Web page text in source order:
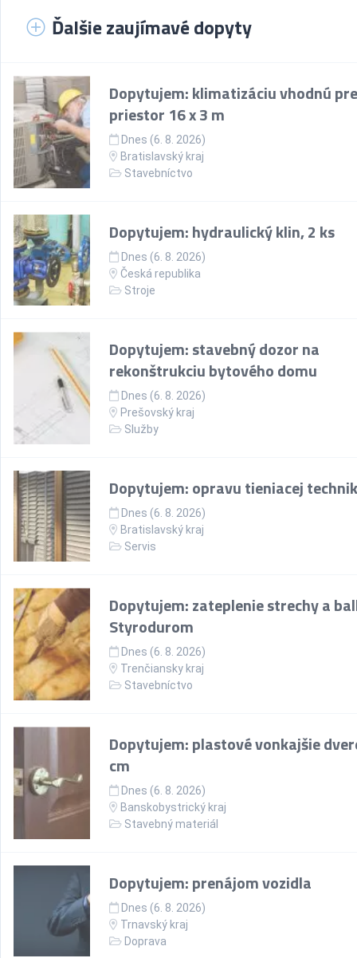
Ďalšie zaujímavé dopyty
Dopytujem: klimatizáciu vhodnú pre
priestor 16 x 3 m
Dnes (6. 8. 2026)
Bratislavský kraj
Stavebníctvo
Dopytujem: hydraulický klin, 2 ks
Dnes (6. 8. 2026)
Česká republika
Stroje
Dopytujem: stavebný dozor na
rekonštrukciu bytového domu
Dnes (6. 8. 2026)
Prešovský kraj
Služby
Dopytujem: opravu tieniacej
Dnes (6. 8. 2026)
Bratislavský kraj
Servis
Dopytujem: zateplenie strechy a
Styrodurom
Dnes (6. 8. 2026)
Trenčiansky kraj
Stavebníctvo
Dopytujem: plastové vonkajšie
cm
Dnes (6. 8. 2026)
Banskobystrický kraj
Stavebný materiál
Dopytujem: prenájom vozidla
Dnes (6. 8. 2026)
Trnavský kraj
Doprava